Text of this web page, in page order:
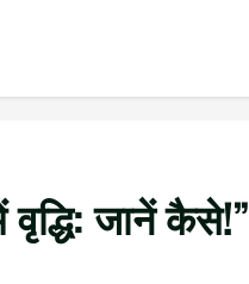
जानें कैसे!”